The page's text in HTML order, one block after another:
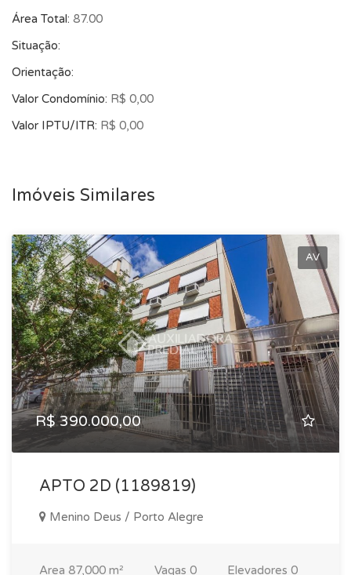
Área Total: 87.00
Situação:
Orientação:
Valor Condomínio: R$ 0,00
Valor IPTU/ITR: R$ 0,00
Imóveis Similares
AV
R$ 390.000,00
APTO 2D (1189819)
Menino Deus / Porto Alegre
Area 87,000 m² Vagas 0 Elevadores 0